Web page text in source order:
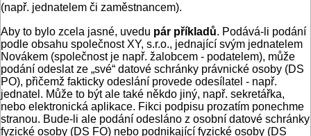
(např. jednatelem či zaměstnancem).
Aby to bylo zcela jasné, uvedu pár příkladů. Podává-li podání
podle obsahu společnost XY, s.r.o., jednající svým jednatelem
Novákem (společnost je např. žalobcem - podatelem), může
podání odeslat ze „své“ datové schránky právnické osoby (DS
PO), přičemž fakticky odeslání provede odesílatel - např.
jednatel. Může to být ale také někdo jiný, např. sekretářka,
nebo elektronická aplikace. Fikci podpisu prozatím ponechme
stranou. Bude-li ale podání odesláno z osobní datové schránky
fyzické osoby (DS FO) nebo podnikající fyzické osoby (DS